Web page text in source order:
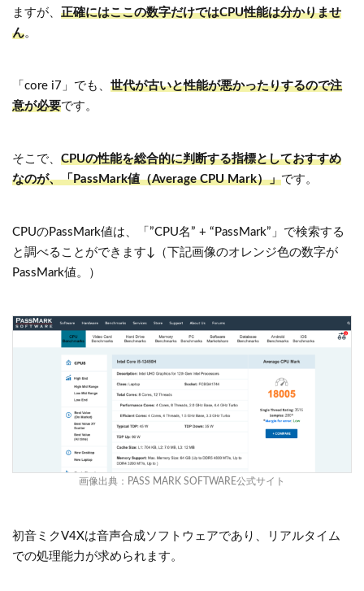
ますが、 正確にはここの数字だけではCPU性能は分かりませ
ん。
「core i7」でも、 世代が古いと性能が悪かったりするので注
意が必要です。
そこで、 CPUの性能を総合的に判断する指標としておすすめ
なのが、「PassMark値（Average CPU Mark）」です。
CPUのPassMark値は、「”CPU名” + “PassMark”」で検索する
と調べることができます↓（下記画像のオレンジ色の数字が
PassMark値。）
画像出典： PASS MARK SOFTWARE公式サイト
初音ミクV4Xは音声合成ソフトウェアであり、リアルタイム
での処理能力が求められます。